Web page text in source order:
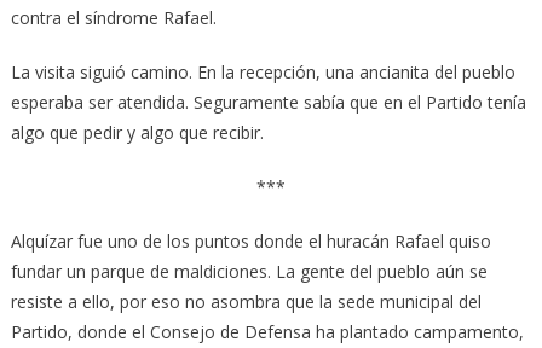
contra el síndrome Rafael.
La visita siguió camino. En la recepción, una ancianita del pueblo
esperaba ser atendida. Seguramente sabía que en el Partido tenía
algo que pedir y algo que recibir.
***
Alquízar fue uno de los puntos donde el huracán Rafael quiso
fundar un parque de maldiciones. La gente del pueblo aún se
resiste a ello, por eso no asombra que la sede municipal del
Partido, donde el Consejo de Defensa ha plantado campamento,